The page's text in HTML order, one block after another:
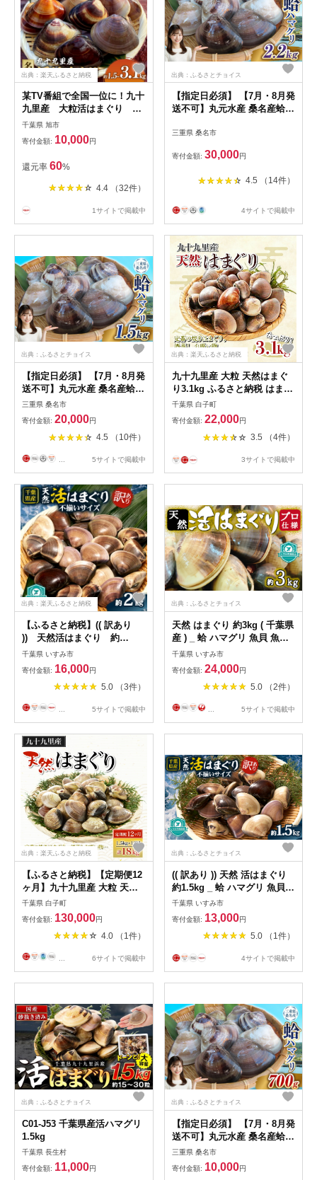
出典：楽天ふるさと納税
某TV番組で全国一位に！九十
九里産 大粒活はまぐり 約
1.5kg【配送不可地域：離
千葉県 旭市
寄付金額: 10,000円
還元率 60%
4.4 （32件）
1サイトで掲載中
出典：ふるさとチョイス
【指定日必須】 【7月・8月発
送不可】丸元水産 桑名産蛤
ハマグリ 蛤 天然 活 砂抜き済
介 貝 魚貝 活はまぐり 焼きは
物 パエリア パスタ 桑名 日に
その手は桑名の焼きはまぐり
特産
三重県 桑名市
寄付金額: 30,000円
4.5 （14件）
4サイトで掲載中
出典：ふるさとチョイス
【指定日必須】 【7月・8月発
送不可】丸元水産 桑名産蛤
（ハマグリ） 1.5kg はまぐり
ハマグリ 蛤 活 砂抜き済 肉厚
BBQ キャンプ 網焼き 魚介 貝
魚貝 活はまぐり 焼きはまぐ
り 焼き蛤 その手は桑名の焼
きはまぐり 特産 海鮮 網焼き
スタ 桑名 日にち指定
三重県 桑名市
寄付金額: 20,000円
4.5 （10件）
5サイトで掲載中
出典：楽天ふるさと納税
九十九里産 大粒 天然はまぐ
り3.1kg ふるさと納税 はまぐ
り 蛤 天然 焼きはま 網焼き
酒蒸し お吸い物 お祝い パエ
リア 和食 活はまぐり 川喜屋
水産 節句 ひな祭り ひなまつ
千葉県 白子町
寄付金額: 22,000円
3.5 （4件）
3サイトで掲載中
出典：楽天ふるさと納税
【ふるさと納税】(( 訳あり
)) 天然活はまぐり 約
2.0kg【配送不可地域：離
島・沖縄県】【1472198】
千葉県 いすみ市
寄付金額: 16,000円
5.0 （3件）
5サイトで掲載中
出典：ふるさとチョイス
天然 はまぐり 約3kg ( 千葉県
産 ) _ 蛤 ハマグリ 魚貝 魚介
海鮮 貝 出汁 だし プロ仕様
人気 送料無料 【1306039】
千葉県 いすみ市
寄付金額: 24,000円
5.0 （2件）
5サイトで掲載中
出典：楽天ふるさと納税
【ふるさと納税】【定期便12
ヶ月】九十九里産 大粒 天然
はまぐり1.5kg×12回 計18kg
ふるさと納税 はまぐり 蛤 天
然 焼きはま 網焼き 酒蒸し お
吸い物 お祝い パエリア 和食
活はまぐり 千葉県 白子町
SHF011
千葉県 白子町
寄付金額: 130,000円
4.0 （1件）
6サイトで掲載中
出典：ふるさとチョイス
(( 訳あり )) 天然 活はまぐり
約1.5kg _ 蛤 ハマグリ 魚貝
魚介 海鮮 貝 出汁 だし プロ
仕様 人気 送料無料
【1465117】
千葉県 いすみ市
寄付金額: 13,000円
5.0 （1件）
4サイトで掲載中
出典：ふるさとチョイス
C01-J53 千葉県産活ハマグリ
1.5kg
千葉県 長生村
寄付金額: 11,000円
出典：ふるさとチョイス
【指定日必須】 【7月・8月発
送不可】丸元水産 桑名産蛤
（ハマグリ）0.7kg はまぐり
ハマグリ 蛤 活 砂抜き済 肉厚
BBQ キャンプ 網焼き 魚介 貝
三重県 桑名市
寄付金額: 10,000円